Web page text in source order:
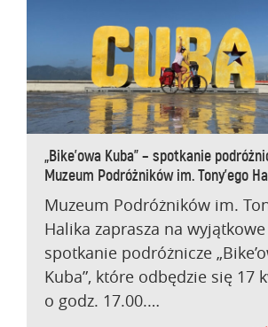
„Bike’owa Kuba” – spotkanie
Muzeum Podróżników im. Tony’ego
Muzeum Podróżników im.
Halika zaprasza na wyjątkowe
spotkanie podróżnicze
Kuba”, które odbędzie się 17
o godz. 17.00.…